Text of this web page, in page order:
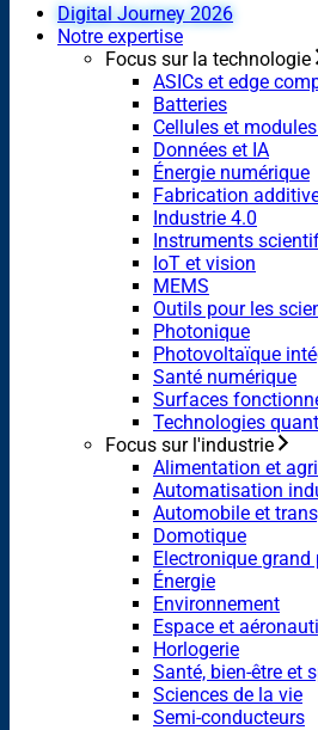
Digital Journey 2026
Notre expertise
Focus sur la technologie
ASICs et edge
Batteries
Cellules et
Données et IA
Énergie numérique
Fabrication
Industrie 4.0
Instruments
IoT et vision
MEMS
Outils pour les
Photonique
Photovoltaïque
Santé numérique
Surfaces
Technologies
Focus sur l'industrie
Alimentation et
Automatisation
Automobile et
Domotique
Electronique grand
Énergie
Environnement
Espace et
Horlogerie
Santé, bien-être et
Sciences de la vie
Semi-conducteurs